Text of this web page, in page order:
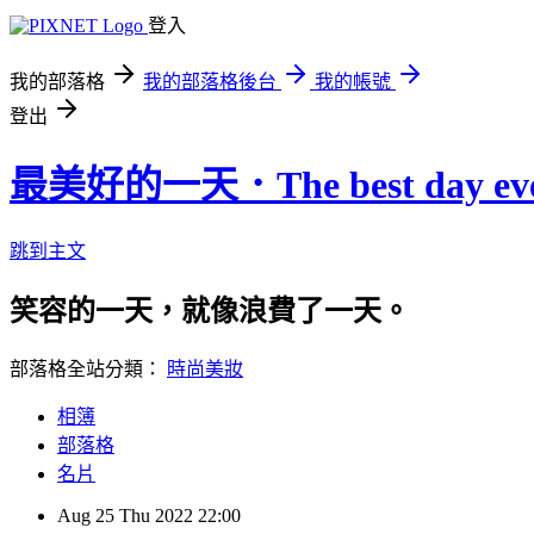
登入
我的部落格 我的部落格後台
我的帳號
登出
最美好的一天．The best day
跳到主文
笑容的一天，就像浪費了一天。
部落格全站分類： 時尚美妝
相簿
部落格
名片
Aug 25 Thu 2022 22:00